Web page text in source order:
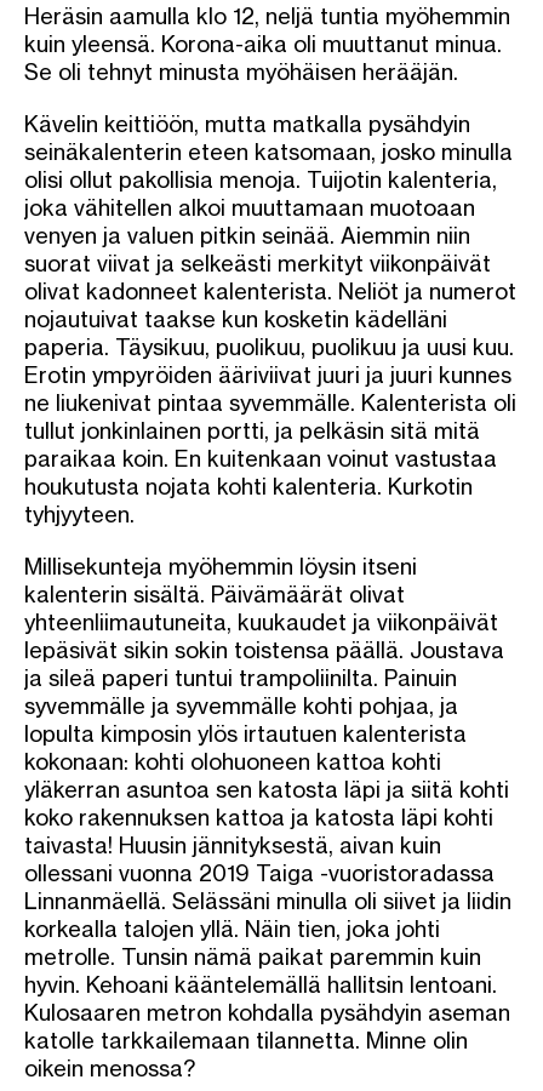
Heräsin aamulla klo 12, neljä tuntia myöhemmin
kuin yleensä. Korona-aika oli muuttanut minua.
Se oli tehnyt minusta myöhäisen herääjän.
Kävelin keittiöön, mutta matkalla pysähdyin
seinäkalenterin eteen katsomaan, josko minulla
olisi ollut pakollisia menoja. Tuijotin kalenteria,
joka vähitellen alkoi muuttamaan muotoaan
venyen ja valuen pitkin seinää. Aiemmin niin
suorat viivat ja selkeästi merkityt viikonpäivät
olivat kadonneet kalenterista. Neliöt ja numerot
nojautuivat taakse kun kosketin kädelläni
paperia. Täysikuu, puolikuu, puolikuu ja uusi kuu.
Erotin ympyröiden ääriviivat juuri ja juuri kunnes
ne liukenivat pintaa syvemmälle. Kalenterista oli
tullut jonkinlainen portti, ja pelkäsin sitä mitä
paraikaa koin. En kuitenkaan voinut vastustaa
houkutusta nojata kohti kalenteria. Kurkotin
tyhjyyteen.
Millisekunteja myöhemmin löysin itseni
kalenterin sisältä. Päivämäärät olivat
yhteenliimautuneita, kuukaudet ja viikonpäivät
lepäsivät sikin sokin toistensa päällä. Joustava
ja sileä paperi tuntui trampoliinilta. Painuin
syvemmälle ja syvemmälle kohti pohjaa, ja
lopulta kimposin ylös irtautuen kalenterista
kokonaan: kohti olohuoneen kattoa kohti
yläkerran asuntoa sen katosta läpi ja siitä kohti
koko rakennuksen kattoa ja katosta läpi kohti
taivasta! Huusin jännityksestä, aivan kuin
ollessani vuonna 2019 Taiga -vuoristoradassa
Linnanmäellä. Selässäni minulla oli siivet ja liidin
korkealla talojen yllä. Näin tien, joka johti
metrolle. Tunsin nämä paikat paremmin kuin
hyvin. Kehoani kääntelemällä hallitsin lentoani.
Kulosaaren metron kohdalla pysähdyin aseman
katolle tarkkailemaan tilannetta. Minne olin
oikein menossa?